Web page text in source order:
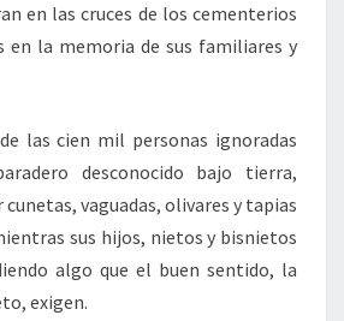
en las cruces de los cementerios
en la memoria de sus familiares y
las cien mil personas ignoradas
desconocido bajo tierra,
vaguadas, olivares y tapias
sus hijos, nietos y bisnietos
algo que el buen sentido, la
exigen.